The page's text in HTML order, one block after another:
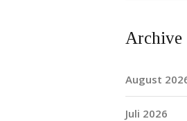
Archive
August
Juli 2026